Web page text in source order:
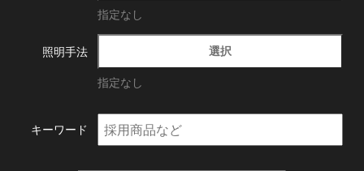
指定なし
照明手法 選択
指定なし
キーワード